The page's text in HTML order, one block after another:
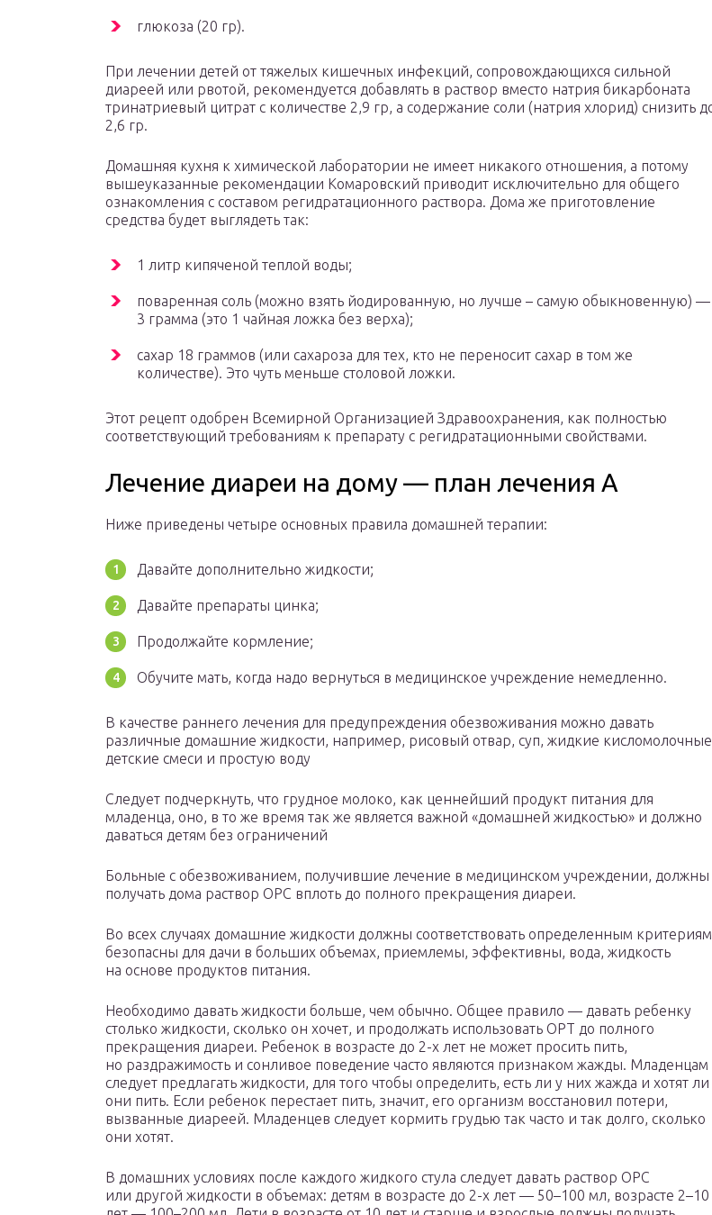
глюкоза (20 гр).
При лечении детей от тяжелых кишечных инфекций, сопровождающихся сильной
диареей или рвотой, рекомендуется добавлять в раствор вместо натрия бикарбоната
тринатриевый цитрат с количестве 2,9 гр, а содержание соли (натрия хлорид) снизить
2,6 гр.
Домашняя кухня к химической лаборатории не имеет никакого отношения, а потому
вышеуказанные рекомендации Комаровский приводит исключительно для общего
ознакомления с составом регидратационного раствора. Дома же приготовление
средства будет выглядеть так:
1 литр кипяченой теплой воды;
поваренная соль (можно взять йодированную, но лучше – самую обыкновенную) —
3 грамма (это 1 чайная ложка без верха);
сахар 18 граммов (или сахароза для тех, кто не переносит сахар в том же
количестве). Это чуть меньше столовой ложки.
Этот рецепт одобрен Всемирной Организацией Здравоохранения, как полностью
соответствующий требованиям к препарату с регидратационными свойствами.
Лечение диареи на дому — план лечения А
Ниже приведены четыре основных правила домашней терапии:
Давайте дополнительно жидкости;
Давайте препараты цинка;
Продолжайте кормление;
Обучите мать, когда надо вернуться в медицинское учреждение немедленно.
В качестве раннего лечения для предупреждения обезвоживания можно давать
различные домашние жидкости, например, рисовый отвар, суп, жидкие кисломолочные
детские смеси и простую воду
Следует подчеркнуть, что грудное молоко, как ценнейший продукт питания для
младенца, оно, в то же время так же является важной «домашней жидкостью» и должно
даваться детям без ограничений
Больные с обезвоживанием, получившие лечение в медицинском учреждении, должны
получать дома раствор ОРС вплоть до полного прекращения диареи.
Во всех случаях домашние жидкости должны соответствовать определенным
безопасны для дачи в больших объемах, приемлемы, эффективны, вода, жидкость
на основе продуктов питания.
Необходимо давать жидкости больше, чем обычно. Общее правило — давать ребенку
столько жидкости, сколько он хочет, и продолжать использовать ОРТ до полного
прекращения диареи. Ребенок в возрасте до 2-х лет не может просить пить,
но раздражимость и сонливое поведение часто являются признаком жажды. Младенцам
следует предлагать жидкости, для того чтобы определить, есть ли у них жажда и хотят ли
они пить. Если ребенок перестает пить, значит, его организм восстановил потери,
вызванные диареей. Младенцев следует кормить грудью так часто и так долго, сколько
они хотят.
В домашних условиях после каждого жидкого стула следует давать раствор ОРС
или другой жидкости в объемах: детям в возрасте до 2-х лет — 50–100 мл, возрасте 2–10